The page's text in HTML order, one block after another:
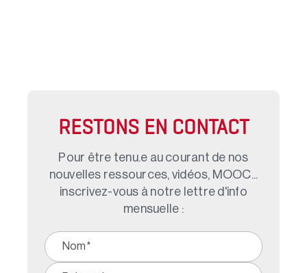
RESTONS EN CONTACT
Pour être tenu.e au courant de nos
nouvelles ressources, vidéos, MOOC...
inscrivez-vous à notre lettre d'info
mensuelle :